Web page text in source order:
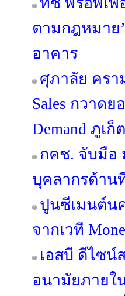
ตามกฎหมาย
อาคาร
ศุภาลัย ครา
Sales กวาด
Demand ภูเก็
กคช. จับมือ
บุคลากรด้าน
ปูนซีเมนต์น
จากเวที
เอสบี ดีไซน์
อนามัยภายใ